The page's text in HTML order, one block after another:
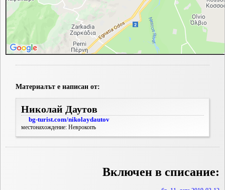
Материалът е написан от:
Николай Даутов
bg-turist.com/nikolaydautov
местонахождение: Неврокопъ
Включен в списание: